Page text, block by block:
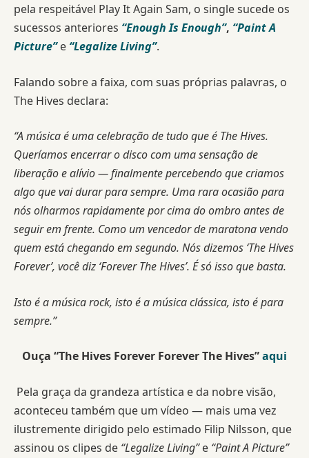
pela respeitável Play It Again Sam, o single sucede os
sucessos anteriores “Enough Is Enough”, “Paint A
Picture”e “Legalize Living”.
Falando sobre a faixa, com suas próprias palavras, o
The Hives declara:
“A música é uma celebração de tudo que é The Hives.
Queríamos encerrar o disco com uma sensação de
liberação e alívio — finalmente percebendo que criamos
algo que vai durar para sempre. Uma rara ocasião para
nós olharmos rapidamente por cima do ombro antes de
seguir em frente. Como um vencedor de maratona vendo
quem está chegando em segundo. Nós dizemos ‘The Hives
Forever’, você diz ‘Forever The Hives’. É só isso que basta.
Isto é a música rock, isto é a música clássica, isto é para
sempre.”
Ouça “The Hives Forever Forever The Hives”aqui
Pela graça da grandeza artística e da nobre visão,
aconteceu também que um vídeo — mais uma vez
ilustremente dirigido pelo estimado Filip Nilsson, que
assinou os clipes de “Legalize Living”e “Paint A Picture”